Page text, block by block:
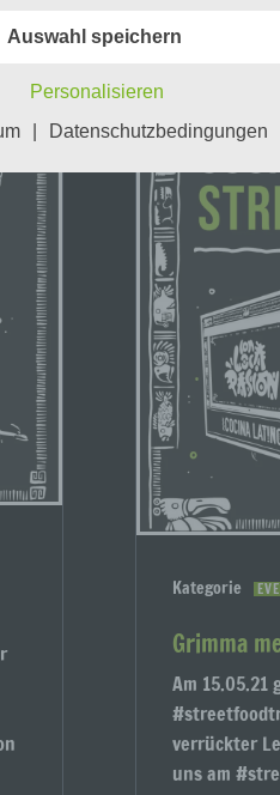
Kategorie
Grimma
Am
verrückter
uns am
oder die Verknüpfung, die
ist die Markierung
mit dem Ziel, ihre künftige
Verarbeitung
diese personenbezogenen
Aspekte, die sich auf
insbesondere, um
Lage, Gesundheit,
Verhalten, Aufenthaltsort oder
analysieren oder
personenbezogenen Daten
nicht mehr einer
werden können, sofern
werden und
nicht einer identifizierten oder
werden.
Auswahl speichern
Personalisieren
Datenschutzbedingungen